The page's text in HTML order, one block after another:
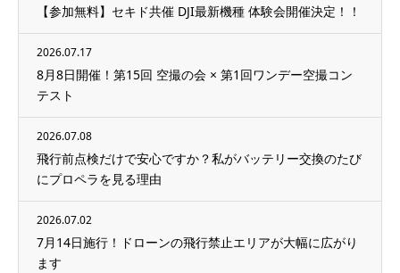
【参加無料】セキド共催 DJI最新機種 体験会開催決定！！
2026.07.17
8月8日開催！第15回 空撮の会 × 第1回ワンデー空撮コン
テスト
2026.07.08
飛行前点検だけで安心ですか？私がバッテリー交換のたび
にプロペラを見る理由
2026.07.02
7月14日施行！ドローンの飛行禁止エリアが大幅に広がり
ます